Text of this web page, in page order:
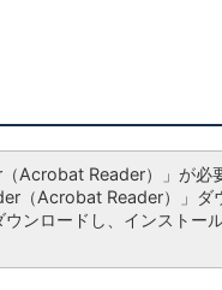
Acrobat Reader）」が必
（Acrobat Reader）」ダ
ンロードし、インストー